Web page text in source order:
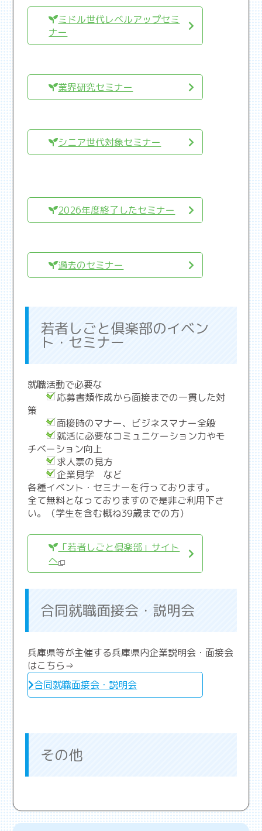
ミドル世代レベルアップセミ
ナー
業界研究セミナー
シニア世代対象セミナー
2026年度終了したセミナー
過去のセミナー
若者しごと倶楽部のイベン
ト・セミナー
就職活動で必要な
応募書類作成から面接までの一貫した対
策
面接時のマナー、ビジネスマナー全般
就活に必要なコミュニケーション力やモ
チベーション向上
求人票の見方
企業見学 など
各種イベント・セミナーを行っております。
全て無料となっておりますので是非ご利用下さ
い。（学生を含む概ね39歳までの方）
「若者しごと倶楽部」サイト
へ
合同就職面接会・説明会
兵庫県等が主催する兵庫県内企業説明会・面接会
はこちら⇒
合同就職面接会・説明会
その他